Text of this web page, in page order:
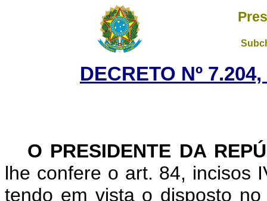
DECRETO Nº
O PRESIDENTE DA
lhe confere o art. 84, incisos
tendo em vista o disposto